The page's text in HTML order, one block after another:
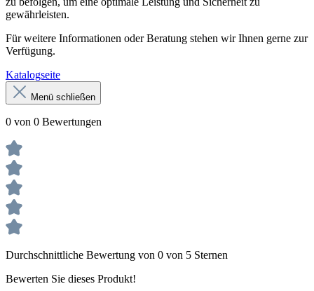
gewährleisten.
Für weitere Informationen oder Beratung stehen wir Ihnen gerne zur
Verfügung.
Katalogseite
Menü schließen
0 von 0 Bewertungen
Durchschnittliche Bewertung von 0 von 5 Sternen
Bewerten Sie dieses Produkt!